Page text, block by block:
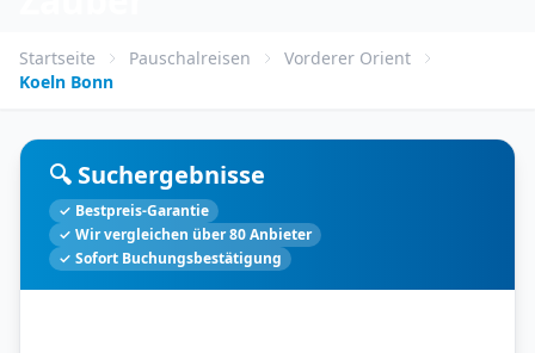
Startseite Pauschalreisen
Vorderer Orient
Koeln Bonn
🔍 Suchergebnisse
✓ Bestpreis-Garantie
✓ Wir vergleichen über 80 Anbieter
✓ Sofort Buchungsbestätigung